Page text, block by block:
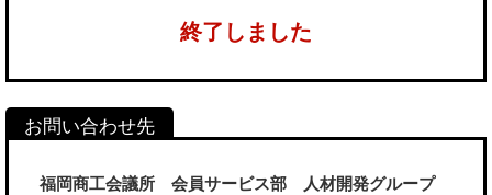
終了しました
福岡商工会議所 会員サービス部 人材開発グループ